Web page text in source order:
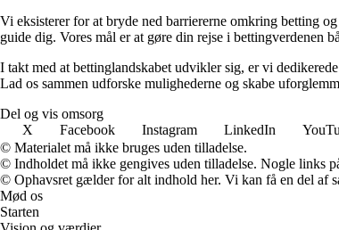
Vi eksisterer for at bryde ned barriererne omkring betting
guide dig. Vores mål er at gøre din rejse i bettingverdenen
I takt med at bettinglandskabet udvikler sig, er vi
Lad os sammen udforske mulighederne og skabe
Del og vis omsorg
X
Facebook Instagram LinkedIn
© Materialet må ikke bruges uden tilladelse.
© Indholdet må ikke gengives uden tilladelse. Nogle links
© Ophavsret gælder for alt indhold her. Vi kan få en del af
Mød os
Starten